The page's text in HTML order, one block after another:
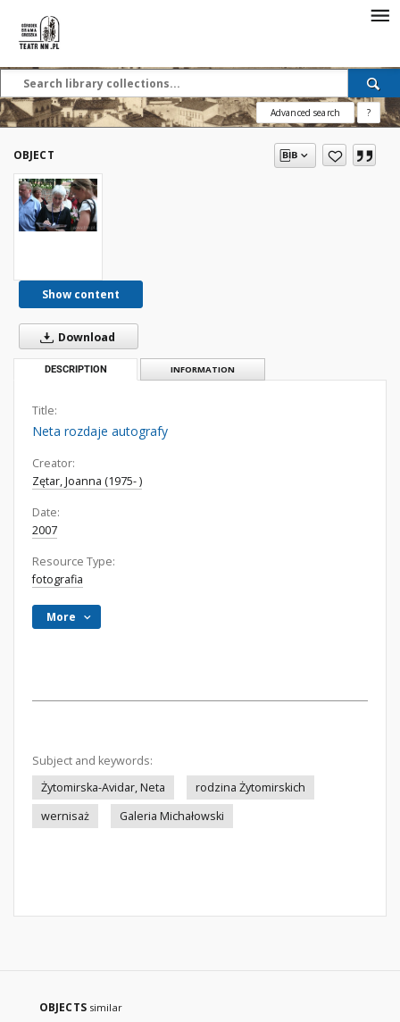
Advanced search ?
OBJECT
Show content
Download
DESCRIPTION INFORMATION
Title:
Neta rozdaje autografy
Creator:
Zętar, Joanna (1975- )
Date:
2007
Resource Type:
fotografia
More
Subject and keywords:
Żytomirska-Avidar, Neta
rodzina Żytomirskich
wernisaż
Galeria Michałowski
OBJECTS similar